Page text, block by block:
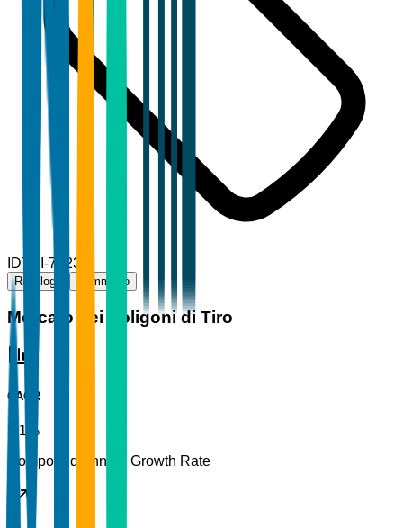
IDTBI-72239
Riepilogo Sommario
Mercato dei Poligoni di Tiro
CAGR
5.1%
Compound Annual Growth Rate